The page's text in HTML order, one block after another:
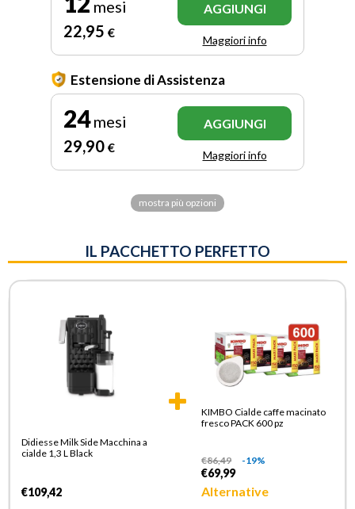
mesi
22,95 €
AGGIUNGI
Maggiori info
Estensione di Assistenza
24mesi
29,90 €
AGGIUNGI
Maggiori info
mostra più opzioni
IL PACCHETTO PERFETTO
Didiesse Milk Side Macchina a
cialde 1,3 L Black
€109,42
KIMBO Cialde caffe macinato
fresco PACK 600 pz
€86,49 -19%
€69,99
Alternative